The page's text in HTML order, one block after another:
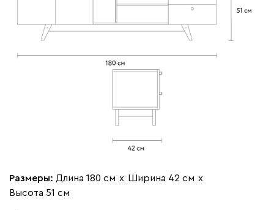
Размеры: Длина 180 см х Ширина 42 см х
Высота 51 см